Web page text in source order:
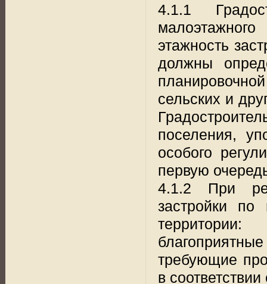
4.1.1
этажность
должны
сельских и
поселения,
особого
первую
4.1.2 При
застройки по
территории:
требующие
в